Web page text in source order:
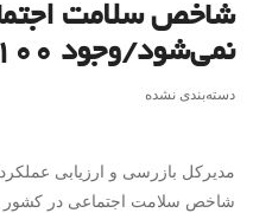
شاخص سلامت
نمی‌شود/وجود ۱۱۰۰ محله ناکارآمد
دسته‌بندی نشده
مدیرکل بازرسی و ارزیابی
شاخص سلامت اجتماعی در کشور